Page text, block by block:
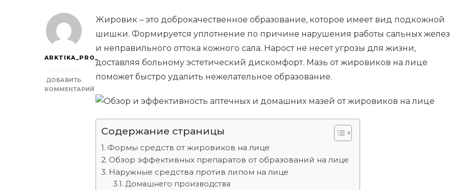
ARKTIKA_PRO_
ДОБАВИТЬ
КОММЕНТАРИЙ
ЭФФЕКТИВНОСТЬ
ДОМАШНИХ
Жировик – это доброкачественное образование, которое имеет вид подкожной
шишки. Формируется уплотнение по причине нарушения работы сальных желез
и неправильного оттока кожного сала. Нарост не несет угрозы для жизни,
доставляя больному эстетический дискомфорт. Мазь от жировиков на лице
поможет быстро удалить нежелательное образование.
Содержание страницы
Формы средств от жировиков на лице
Обзор эффективных препаратов от образований на лице
Наружные средства против липом на лице
Домашнего производства